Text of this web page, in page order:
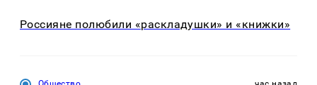
Россияне полюбили «раскладушки» и «книжки»